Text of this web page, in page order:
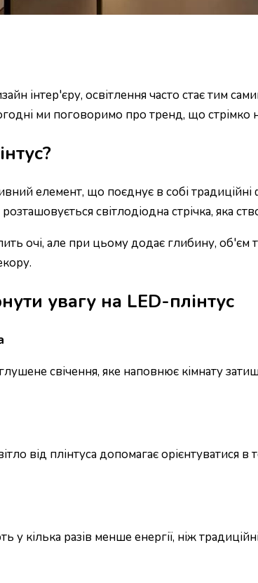
інтер'єру, освітлення часто стає тим
ми поговоримо про тренд, що стрімко
елемент, що поєднує в собі традиційні
світлодіодна стрічка, яка
очі, але при цьому додає глибину,
увагу на LED-плінтус
свічення, яке наповнює кімнату
від плінтуса допомагає орієнтуватися
у кілька разів менше енергії, ніж